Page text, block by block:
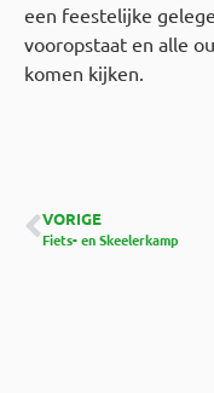
een feestelijke
vooropstaat en alle
komen kijken.
VORIGE
Fiets- en Skeelerkamp